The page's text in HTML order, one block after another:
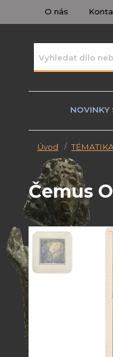
O nás
NOVINKY
Úvod TÉMATIKA
Čemus